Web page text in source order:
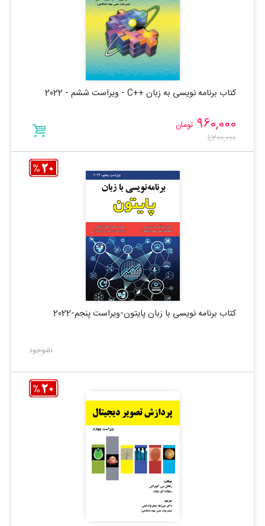
کتاب برنامه نویسی به زبان ++C - ویراست ششم - 2022
960,000 تومان
1,200,000
کتاب برنامه نویسی با زبان پایتون-ویراست پنجم-2022
ناموجود